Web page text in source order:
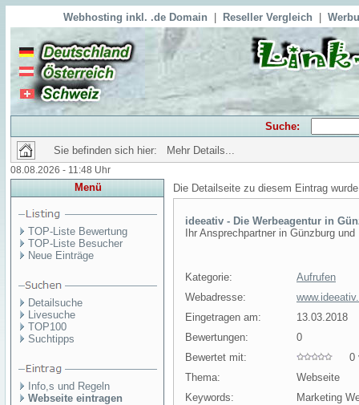
Webhosting inkl. .de Domain Reseller Vergleich
Suche:
Sie befinden sich hier: Mehr Details...
08.08.2026 - 11:48 Uhr
Menü
TOP-Liste Bewertung
TOP-Liste Besucher
Neue Einträge
Detailsuche
Livesuche
TOP100
Suchtipps
Info,s und Regeln
Webseite eintragen
Die Detailseite zu diesem Eintrag
ideeativ - Die Werbeagentur in
Ihr Ansprechpartner in Günzburg
Kategorie:
Aufrufen
Webadresse:
Eingetragen am:
13.03.2018
Bewertungen:
0
Bewertet mit:
0
Thema:
Webseite
Keywords:
Marketing